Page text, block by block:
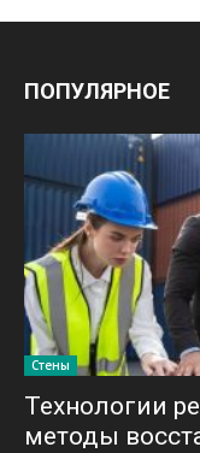
ПОПУЛЯРНОЕ
Стены
Технологии
методы